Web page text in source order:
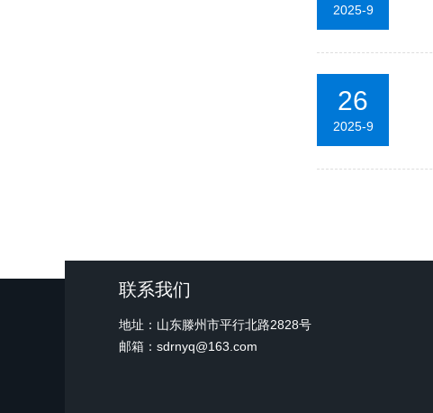
2025-9
26
2025-9
联系我们
地址：山东滕州市平行北路2828号
邮箱：sdrnyq@163.com